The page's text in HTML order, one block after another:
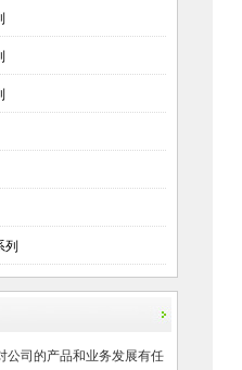
列
公司的产品和业务发展有任